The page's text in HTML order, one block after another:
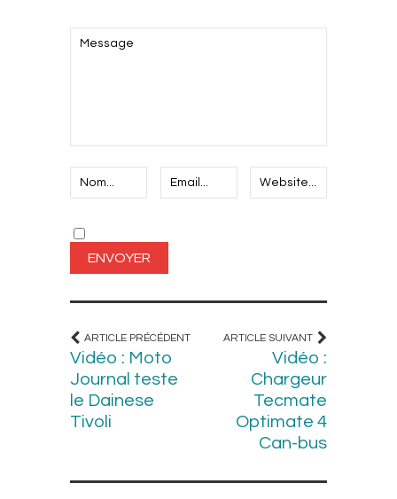
ARTICLE PRÉCÉDENT
Vidéo : Moto
Journal teste
le Dainese
Tivoli
ARTICLE SUIVANT
Vidéo :
Chargeur
Tecmate
Optimate 4
Can-bus